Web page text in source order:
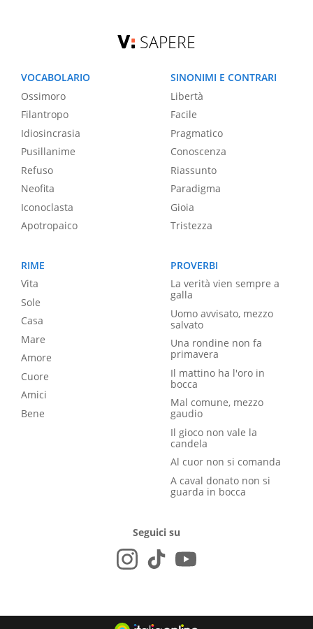
SAPERE
VOCABOLARIO
Ossimoro
Filantropo
Idiosincrasia
Pusillanime
Refuso
Neofita
Iconoclasta
Apotropaico
SINONIMI E CONTRARI
Libertà
Facile
Pragmatico
Conoscenza
Riassunto
Paradigma
Gioia
Tristezza
RIME
Vita
Sole
Casa
Mare
Amore
Cuore
Amici
Bene
PROVERBI
La verità vien sempre a
galla
Uomo avvisato, mezzo
salvato
Una rondine non fa
primavera
Il mattino ha l'oro in
bocca
Mal comune, mezzo
gaudio
Il gioco non vale la
candela
Al cuor non si comanda
A caval donato non si
guarda in bocca
Seguici su